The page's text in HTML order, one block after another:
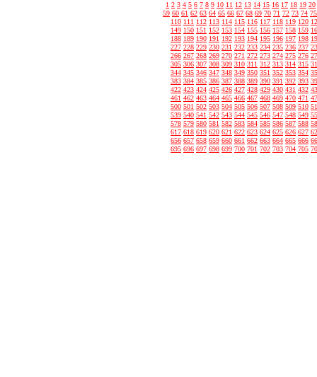
1 2 3 4 5 6 7 8 9 10 11 12 13 14 15 16 17 18 19 20
59 60 61 62 63 64 65 66 67 68 69 70 71 72 73 74 75
110 111 112 113 114 115 116 117 118 119 120
149 150 151 152 153 154 155 156 157 158 159
188 189 190 191 192 193 194 195 196 197 198
227 228 229 230 231 232 233 234 235 236 237
266 267 268 269 270 271 272 273 274 275 276
305 306 307 308 309 310 311 312 313 314 315
344 345 346 347 348 349 350 351 352 353 354
383 384 385 386 387 388 389 390 391 392 393
422 423 424 425 426 427 428 429 430 431 432
461 462 463 464 465 466 467 468 469 470 471
500 501 502 503 504 505 506 507 508 509 510
539 540 541 542 543 544 545 546 547 548 549
578 579 580 581 582 583 584 585 586 587 588
617 618 619 620 621 622 623 624 625 626 627
656 657 658 659 660 661 662 663 664 665 666
695 696 697 698 699 700 701 702 703 704 705